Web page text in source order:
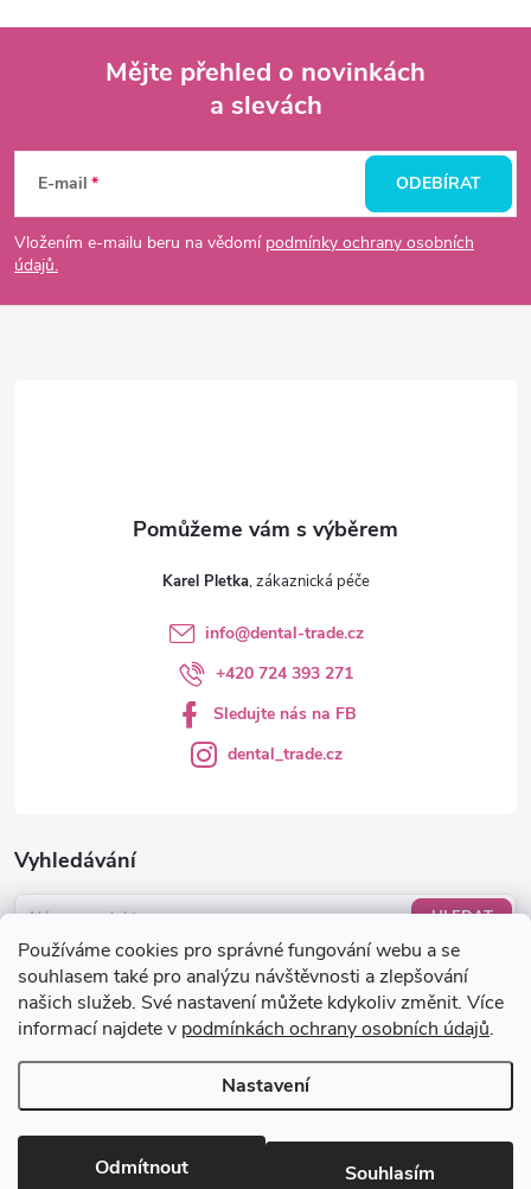
Používáme cookies pro správné fungování webu a se
souhlasem také pro analýzu návštěvnosti a zlepšování
našich služeb. Své nastavení můžete kdykoliv změnit. Více
informací najdete v podmínkách ochrany osobních údajů.
Nastavení
Odmítnout Souhlasím
p
a
Mějte přehled o novinkách
a slevách
E-mail
Vložením e-mailu beru na vědomí podmínky ochrany osobních
údajů.
ODEBÍRAT
Vyhledávání
HLEDAT
Nákupní košík
0KS /0 KČ
Karel Pletka
info@dental-trade.cz
+420 724 393 271
Sledujte nás na FB
dental_trade.cz
Copyright 2026dental-trade.cz. Všechna práva vyhrazena.Upravit
nastavení cookies